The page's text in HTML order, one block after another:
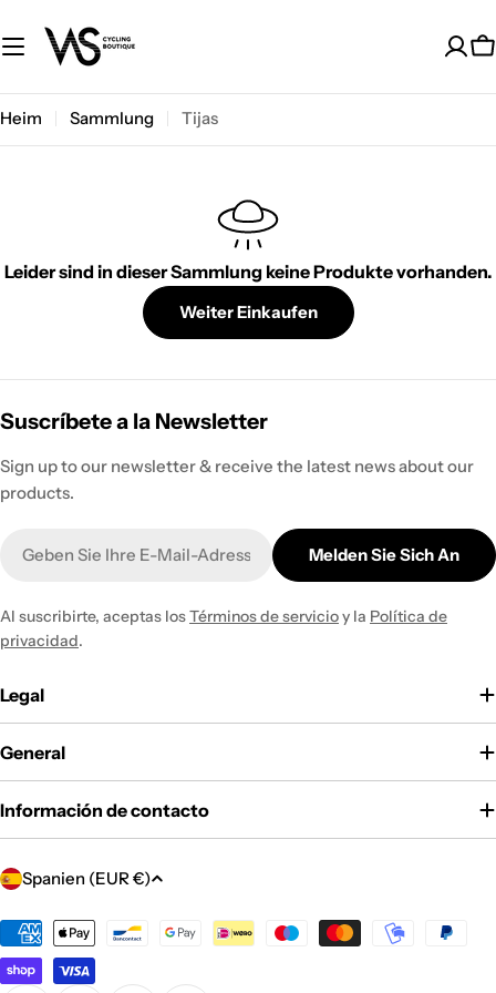
Inhalt
springen
Heim Sammlung Tijas
Leider sind in dieser Sammlung keine Produkte vorhanden.
Weiter Einkaufen
Suscríbete a la Newsletter
Sign up to our newsletter & receive the latest news about our
products.
Mail
Melden Sie Sich An
Al suscribirte, aceptas losTérminos de servicioy la Política de
privacidad.
Legal
General
Información de contacto
L
n
d
Spanien (EUR €)
Zahlungsmethoden